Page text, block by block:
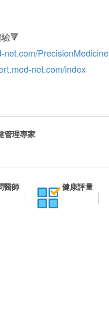
🔻
net.com/PrecisionMedicine
net.com/index
管理專家
醫師 健康評量